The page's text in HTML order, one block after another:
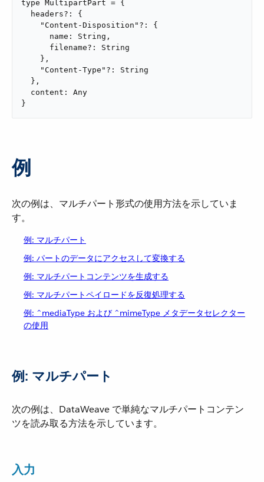
type MultipartPart = {
  headers?: {
    "Content-Disposition"?: {
      name: String,
      filename?: String
    },
    "Content-Type"?: String
  },
  content: Any
}
例
次の例は、マルチパート形式の使用方法を示していま
す。
例: マルチパート
例: パートのデータにアクセスして変換する
例: マルチパートコンテンツを生成する
例: マルチパートペイロードを反復処理する
例: ^mediaType および ^mimeType メタデータセレクター
の使用
例: マルチパート
次の例は、DataWeave で単純なマルチパートコンテン
ツを読み取る方法を示しています。
入力